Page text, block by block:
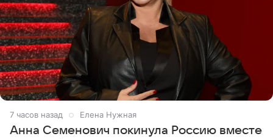
7 часов назад Елена Нужная
Анна Семенович покинула Россию вместе